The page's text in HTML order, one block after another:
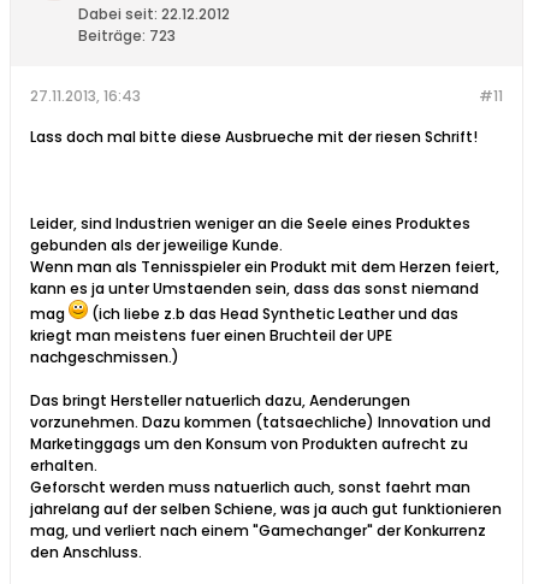
Dabei seit: 22.12.2012
Beiträge: 723
#11
27.11.2013, 16:43
Lass doch mal bitte diese Ausbrueche mit der riesen Schrift!
Leider, sind Industrien weniger an die Seele eines Produktes
gebunden als der jeweilige Kunde.
Wenn man als Tennisspieler ein Produkt mit dem Herzen feiert,
kann es ja unter Umstaenden sein, dass das sonst niemand
mag
(ich liebe z.b das Head Synthetic Leather und das
kriegt man meistens fuer einen Bruchteil der UPE
nachgeschmissen.)
Das bringt Hersteller natuerlich dazu, Aenderungen
vorzunehmen. Dazu kommen (tatsaechliche) Innovation und
Marketinggags um den Konsum von Produkten aufrecht zu
erhalten.
Geforscht werden muss natuerlich auch, sonst faehrt man
jahrelang auf der selben Schiene, was ja auch gut funktionieren
mag, und verliert nach einem "Gamechanger" der Konkurrenz
den Anschluss.